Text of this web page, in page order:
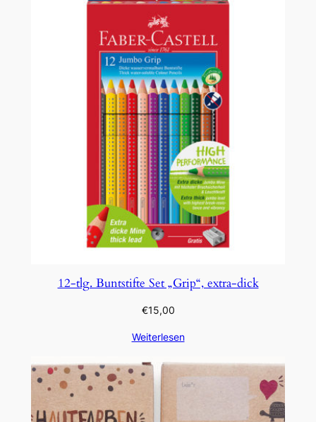
12-tlg. Buntstifte Set „Grip“, extra-dick
€15,00
Weiterlesen